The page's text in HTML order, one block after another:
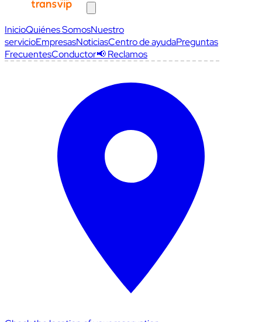
InicioQuiénes SomosNuestro
servicioEmpresasNoticiasCentro de ayudaPreguntas
FrecuentesConductor📢 Reclamos